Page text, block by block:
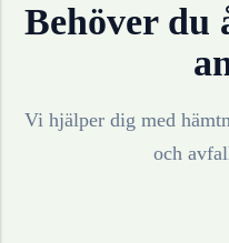
Behöver du
Vi hjälper dig med
och